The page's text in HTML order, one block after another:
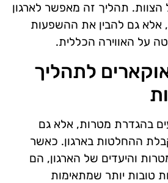
הצוות. תהליך זה מאפשר לארגון
גם להבין את ההשפעות
על האווירה הכללית.
לתהליך
בהגדרת מטרות, אלא גם
ההחלטות בארגון. כאשר
והיעדים של הארגון, הם
טובות יותר שמתאימות